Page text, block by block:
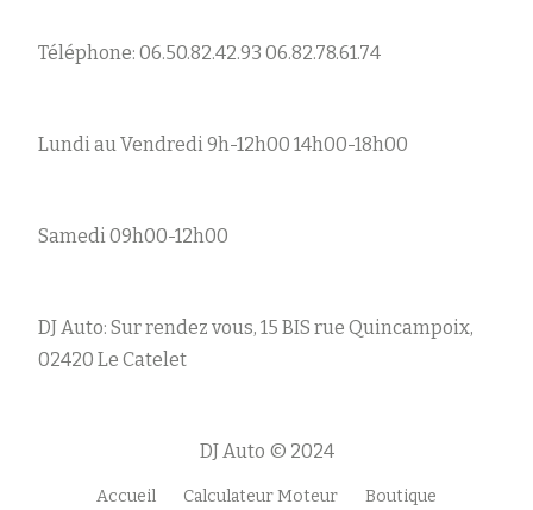
Téléphone: 06.50.82.42.93 06.82.78.61.74
Lundi au Vendredi 9h-12h00 14h00-18h00
Samedi 09h00-12h00
DJ Auto: Sur rendez vous, 15 BIS rue Quincampoix,
02420 Le Catelet
DJ Auto © 2024
Accueil Calculateur Moteur Boutique